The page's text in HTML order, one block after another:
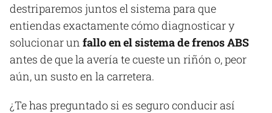
destriparemos juntos el sistema para que
entiendas exactamente cómo diagnosticar y
solucionar un fallo en el sistema de frenos ABS
antes de que la avería te cueste un riñón o, peor
aún, un susto en la carretera.
¿Te has preguntado si es seguro conducir así